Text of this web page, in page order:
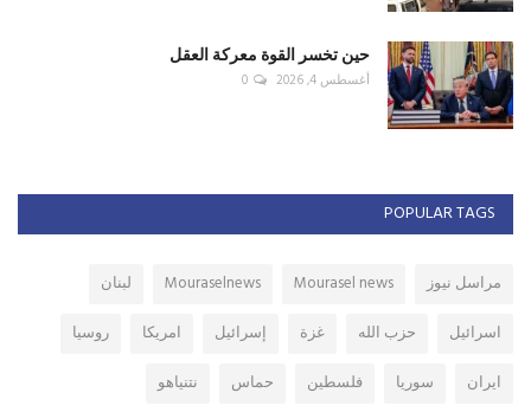
حين تخسر القوة معركة العقل
أغسطس 4, 2026 0
POPULAR TAGS
مراسل نيوز Mourasel news
Mouraselnews
لبنان
اسرائيل
حزب الله غزة إسرائيل امريكا
روسيا
ايران
سوريا فلسطين حماس نتنياهو